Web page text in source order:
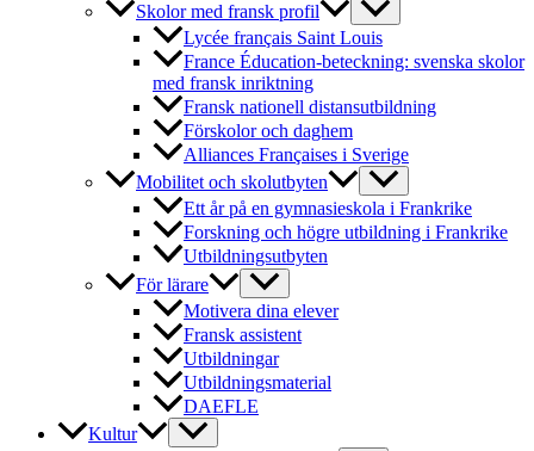
Skolor med fransk profil
Lycée français Saint Louis
France Éducation-beteckning: svenska skolor
med fransk inriktning
Fransk nationell distansutbildning
Förskolor och daghem
Alliances Françaises i Sverige
Mobilitet och skolutbyten
Ett år på en gymnasieskola i Frankrike
Forskning och högre utbildning i Frankrike
Utbildningsutbyten
För lärare
Motivera dina elever
Fransk assistent
Utbildningar
Utbildningsmaterial
DAEFLE
Kultur